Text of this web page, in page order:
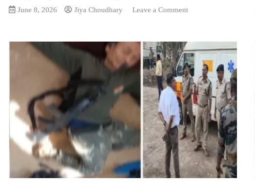
June 8, 2026 Jiya Choudhary Leave a Commenton
घर
के
बाहर
खड़ी
थार
में
बदमाशों
ने
लगाई
आग,
आधी
रात